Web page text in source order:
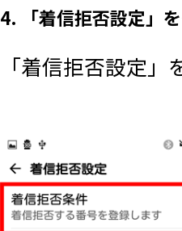
4. 「着信拒否設定」
「着信拒否設定」